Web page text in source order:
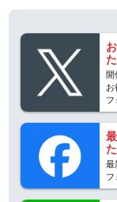
開
最
フ